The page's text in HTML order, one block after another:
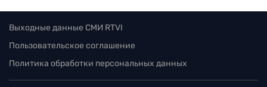
Выходные данные СМИ RTVI
Пользовательское соглашение
Политика обработки персональных данных